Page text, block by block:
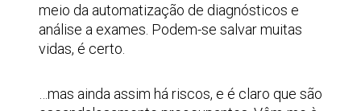
meio da automatização de diagnósticos e
análise a exames. Podem-se salvar muitas
vidas, é certo.
…mas ainda assim há riscos, e é claro que são